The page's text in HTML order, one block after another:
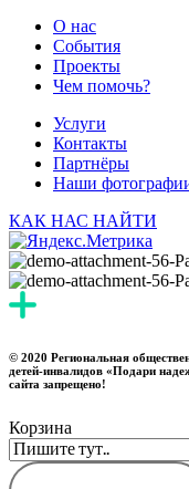
О нас
События
Проекты
Чем помочь?
Услуги
Контакты
Партнёры
Наши
КАК НАС НАЙТИ
© 2020 Региональная
детей-инвалидов «Подари
сайта запрещено!
Корзина